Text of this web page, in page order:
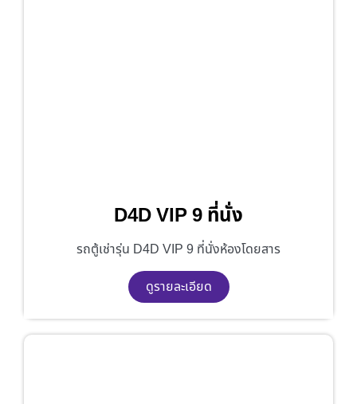
D4D VIP 9 ที่นั่ง
รถตู้เช่ารุ่น D4D VIP 9 ที่นั่งห้องโดยสาร
ดูรายละเอียด